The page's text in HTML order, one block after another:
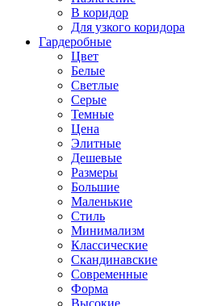
В коридор
Для узкого коридора
Гардеробные
Цвет
Белые
Светлые
Серые
Темные
Цена
Элитные
Дешевые
Размеры
Большие
Маленькие
Стиль
Минимализм
Классические
Скандинавские
Современные
Форма
Высокие